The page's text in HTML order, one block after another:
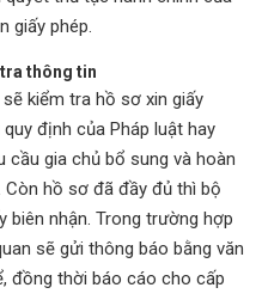
giấy phép.
thông tin
kiểm tra hồ sơ xin giấy
định của Pháp luật hay
cầu gia chủ bổ sung và hoàn
hồ sơ đã đầy đủ thì bộ
biên nhận. Trong trường hợp
sẽ gửi thông báo bằng văn
đồng thời báo cáo cho cấp